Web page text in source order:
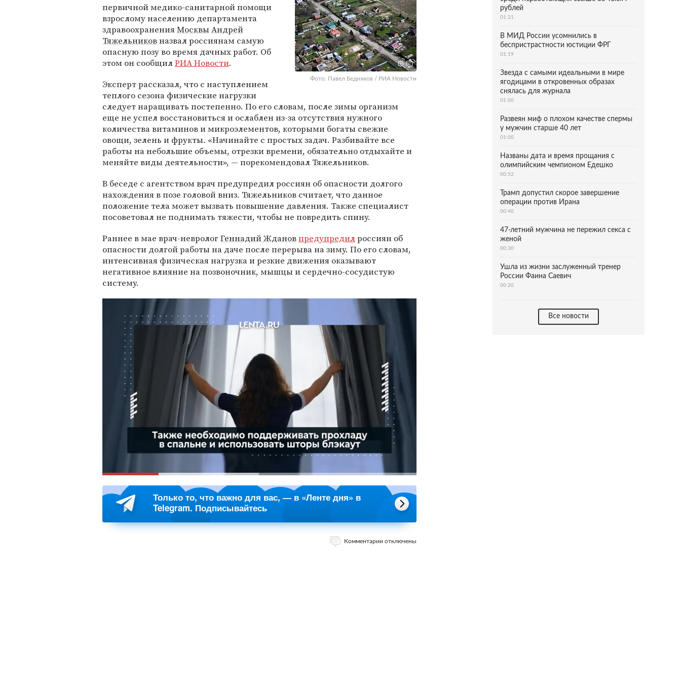
Фото: Павел Бедняков / РИА Новости
первичной медико-санитарной помощи
взрослому населению департамента
здравоохраненияМосквыАндрей
Тяжельниковназвал россиянам самую
опасную позу во время дачных работ. Об
этом он сообщилРИА Новости.
Эксперт рассказал, что с наступлением
теплого сезона физические нагрузки
следует наращивать постепенно. По его словам, после зимы организм
еще не успел восстановиться и ослаблен из-за отсутствия нужного
количества витаминов и микроэлементов, которыми богаты свежие
овощи, зелень и фрукты. «Начинайте с простых задач. Разбивайте все
работы на небольшие объемы, отрезки времени, обязательно отдыхайте и
меняйте виды деятельности», — порекомендовал Тяжельников.
В беседе с агентством врач предупредил россиян об опасности долгого
нахождения в позе головой вниз. Тяжельников считает, что данное
положение тела может вызвать повышение давления. Также специалист
посоветовал не поднимать тяжести, чтобы не повредить спину.
Раннее в мае врач-невролог Геннадий Ждановпредупредилроссиян об
опасности долгой работы на даче после перерыва на зиму. По его словам,
интенсивная физическая нагрузка и резкие движения оказывают
негативное влияние на позвоночник, мышцы и сердечно-сосудистую
систему.
Только то, что важно для вас, — в «Ленте дня» в
Telegram. Подписывайтесь
Комментарии отключены
рублей
01:21
В МИД России усомнились в
беспристрастности юстиции ФРГ
01:19
Звезда с самыми идеальными в мире
ягодицами в откровенных образах
снялась для журнала
01:00
Развеян миф о плохом качестве спермы
у мужчин старше 40 лет
01:00
Названы дата и время прощания с
олимпийским чемпионом Едешко
00:52
Трамп допустил скорое завершение
операции против Ирана
00:40
47-летний мужчина не пережил секса с
женой
00:30
Ушла из жизни заслуженный тренер
России Фаина Саевич
00:20
Все новости